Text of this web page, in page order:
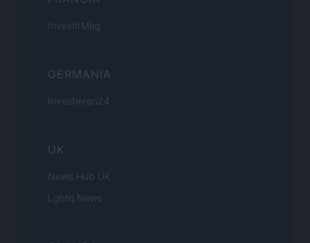
InvestirMag
GERMANIA
Investieren24
UK
News Hub UK
Lgbtq News